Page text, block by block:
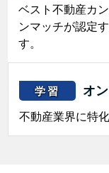
ベスト不動産カ
ンマッチが認定
す。
学習 オ
不動産業界に特